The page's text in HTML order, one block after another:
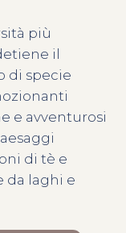
più
il
di specie
e avventurosi
di tè e
da laghi e